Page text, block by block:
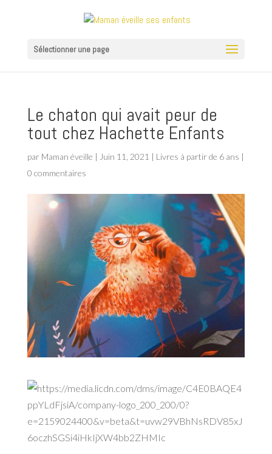
Sélectionner une page
Le chaton qui avait peur de
tout chez Hachette Enfants
par Maman éveille | Juin 11, 2021 | Livres à partir de 6 ans |
0 commentaires